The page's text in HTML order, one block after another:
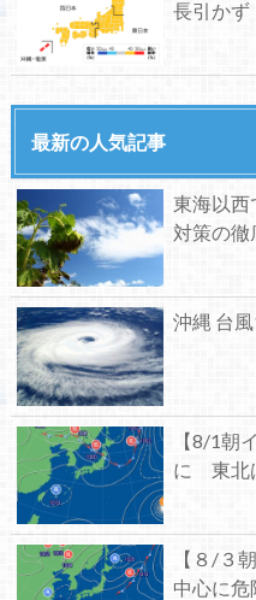
長引かず
最新の人気記事
東海以西
対策の徹
沖縄 台
【8/1朝
に 東北
【８/３
中心に危